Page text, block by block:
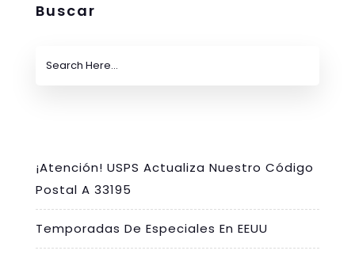
Buscar
¡Atención! USPS Actualiza Nuestro Código
Postal A 33195
Temporadas De Especiales En EEUU